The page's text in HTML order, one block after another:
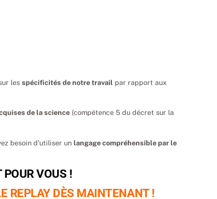
les spécificités de notre travail par rapport aux
de la science (compétence 5 du décret sur la
besoin d’utiliser un langage compréhensible par le
POUR VOUS !
REPLAY DÈS MAINTENANT !